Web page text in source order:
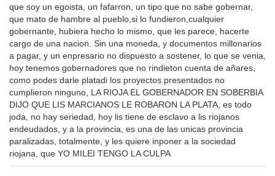
que soy un egoista, un fafarron, un tipo que no sabe gobernar,
que mato de hambre al pueblo,si lo fundieron,cualquier
gobernante, hubiera hecho lo mismo, que les parece, hacerte
cargo de una nacion. Sin una moneda, y documentos millonarios
a pagar, y un enpresario no dispuesto a sostener, lo que se venia,
hoy tenemos gobernadores que no rindieton cuenta de añares,
como podes darle platadi los proyectos presentados no
cumplieron ninguno, LA RIOJA EL GOBERNADOR EN SOBERBIA
DIJO QUE LIS MARCIANOS LE ROBARON LA PLATA, es todo
joda, no hay seriedad, hoy lis tiene de esclavo a lis riojanos
endeudados, y a la provincia, es una de las unicas provincia
paralizadas, totalmente, y les quiere inponer a la sociedad
riojana, que YO MILEI TENGO LA CULPA